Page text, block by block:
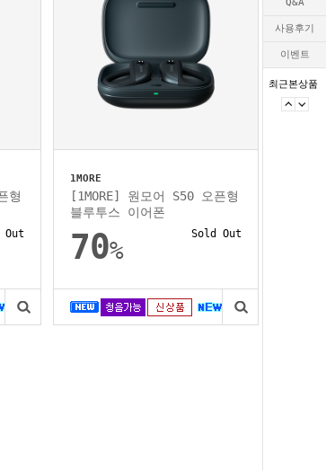
사용후기
이벤트
최근본상품
형
Out
1MORE
[1MORE] 원모어 S50 오픈형
블루투스 이어폰
70%
Sold Out